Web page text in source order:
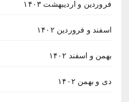
فروردین و اردیبهشت ۱۴۰۳
اسفند و فروردین ۱۴۰۲
بهمن و اسفند ۱۴۰۲
دی و بهمن ۱۴۰۲